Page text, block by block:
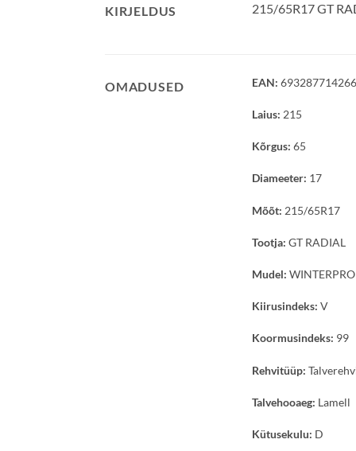
KIRJELDUS 215/65R17 GT
OMADUSED EAN:
Laius: 215
Kõrgus: 65
Diameeter: 17
Mõõt: 215/65R17
Tootja: GT RADIAL
Mudel:
Kiirusindeks: V
Koormusindeks: 99
Rehvitüüp:
Talvehooaeg: Lamell
Kütusekulu: D